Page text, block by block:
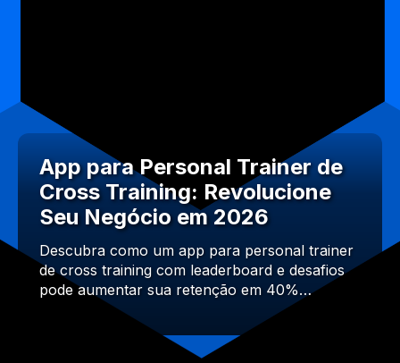
App para Personal Trainer de
Cross Training: Revolucione
Seu Negócio em 2026
Descubra como um app para personal trainer
de cross training com leaderboard e desafios
pode aumentar sua retenção em 40%…